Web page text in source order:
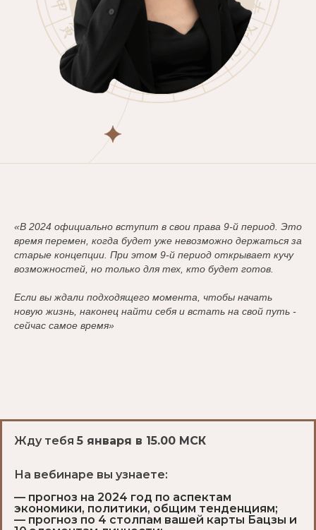
«В 2024 официально вступит в свои права 9-й период. Это
время перемен, когда будет уже невозможно держаться за
старые концепции. При этом 9-й период открывает кучу
возможностей, но только для тех, кто будет готов.
Если вы ждали подходящего момента, чтобы начать
новую жизнь, наконец найти себя и встать на свой путь -
сейчас самое время»
Жду тебя 5 января в 15.00 МСК
На вебинаре вы узнаете:
— прогноз на 2024 год по аспектам
экономики, политики, общим тенденциям;
— прогноз по 4 столпам вашей карты Бацзы и